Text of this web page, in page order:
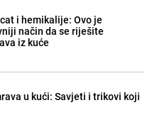
i hemikalije: Ovo je
način da se riješite
iz kuće
u kući: Savjeti i trikovi koji